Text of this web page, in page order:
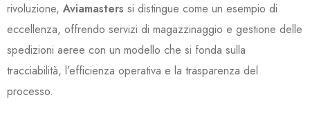
rivoluzione, Aviamasters si distingue come un esempio di
eccellenza, offrendo servizi di magazzinaggio e gestione delle
spedizioni aeree con un modello che si fonda sulla
tracciabilità, l’efficienza operativa e la trasparenza del
processo.